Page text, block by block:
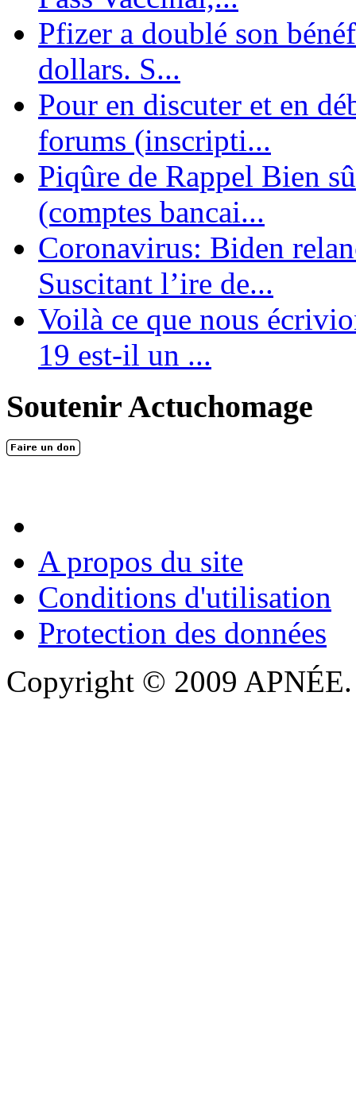
Pfizer a doublé son
dollars. S...
Pour en discuter et en
forums (inscripti...
Piqûre de Rappel Bien
(comptes bancai...
Coronavirus: Biden
Suscitant l’ire de...
Voilà ce que nous
19 est-il un ...
Soutenir Actuchomage
A propos du site
Conditions d'utilisation
Protection des données
Copyright © 2009 APNÉE.